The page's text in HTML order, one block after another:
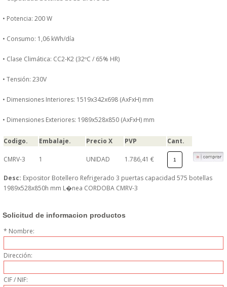
FORMA DE PAGO
CONDICIONES DE COMPRA
AVISO LEGAL
CONDICIONES DE USO
NOTICIAS
• Potencia: 200 W
• Consumo: 1,06 kWh/día
• Clase Climática: CC2-K2 (32ºC / 65% HR)
• Tensión: 230V
• Dimensiones Interiores: 1519x342x698 (AxFxH) mm
• Dimensiones Exteriores: 1989x528x850 (AxFxH) mm
Codigo. Embalaje. Precio X PVP Cant.
CMRV-3 1 UNIDAD 1.786,41 €
Desc: Expositor Botellero Refrigerado 3 puertas capacidad 575 botellas
1989x528x850h mm L�nea CORDOBA CMRV-3
Solicitud de informacion productos
* Nombre:
Dirección:
CIF / NIF: